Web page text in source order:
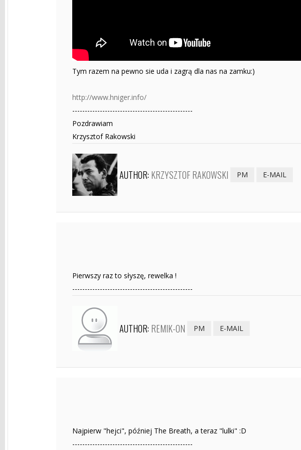
Tym razem na pewno sie uda i zagrą dla nas na zamku:)
http://www.hniger.info/
------------------------------------------------
Pozdrawiam
Krzysztof Rakowski
AUTHOR: KRZYSZTOF RAKOWSKI PM E-MAIL
Pierwszy raz to słyszę, rewelka !
------------------------------------------------
AUTHOR: REMIK-ON PM E-MAIL
Najpierw "hejci", później The Breath, a teraz "lulki" :D
------------------------------------------------